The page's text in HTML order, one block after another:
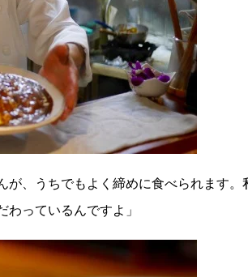
が、うちでもよく締めに食べられます。
っているんですよ」